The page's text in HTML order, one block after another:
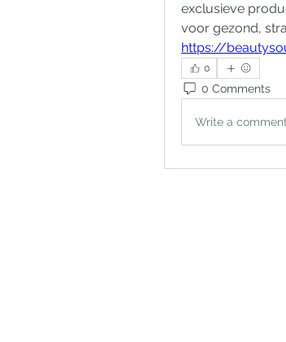
exclusieve
voor gezond,
https://
0
0 Comments
Write a